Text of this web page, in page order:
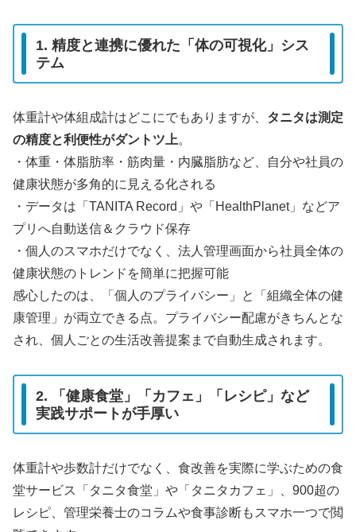
1. 精度と連携に優れた「体の可視化」シス
テム
体重計や体組成計はどこにでもありますが、 タニタは測定
の精度と利便性がダントツ上。
・体重・体脂肪率・筋肉量・内臓脂肪など、自分や社員の
健康状態が多角的に見える化される
・データは「TANITA Record」や「HealthPlanet」などア
プリへ自動送信＆クラウド保存
・個人のスマホだけでなく、法人管理画面から社員全体の
健康状態のトレンドを簡単に把握可能
感心したのは、「個人のプライバシー」と「組織全体の健
康管理」が両立できる点。プライバシー配慮がきちんとな
され、個人ごとの生活改善提案まで自動生成されます。
2. 「健康食堂」「カフェ」「レシピ」など
実践サポートが手厚い
体重計や歩数計だけでなく、食改善を実際に学ぶための食
堂サービス「タニタ食堂」や「タニタカフェ」、900超の
レシピ、管理栄養士のコラムや食事診断もスマホ一つで閲